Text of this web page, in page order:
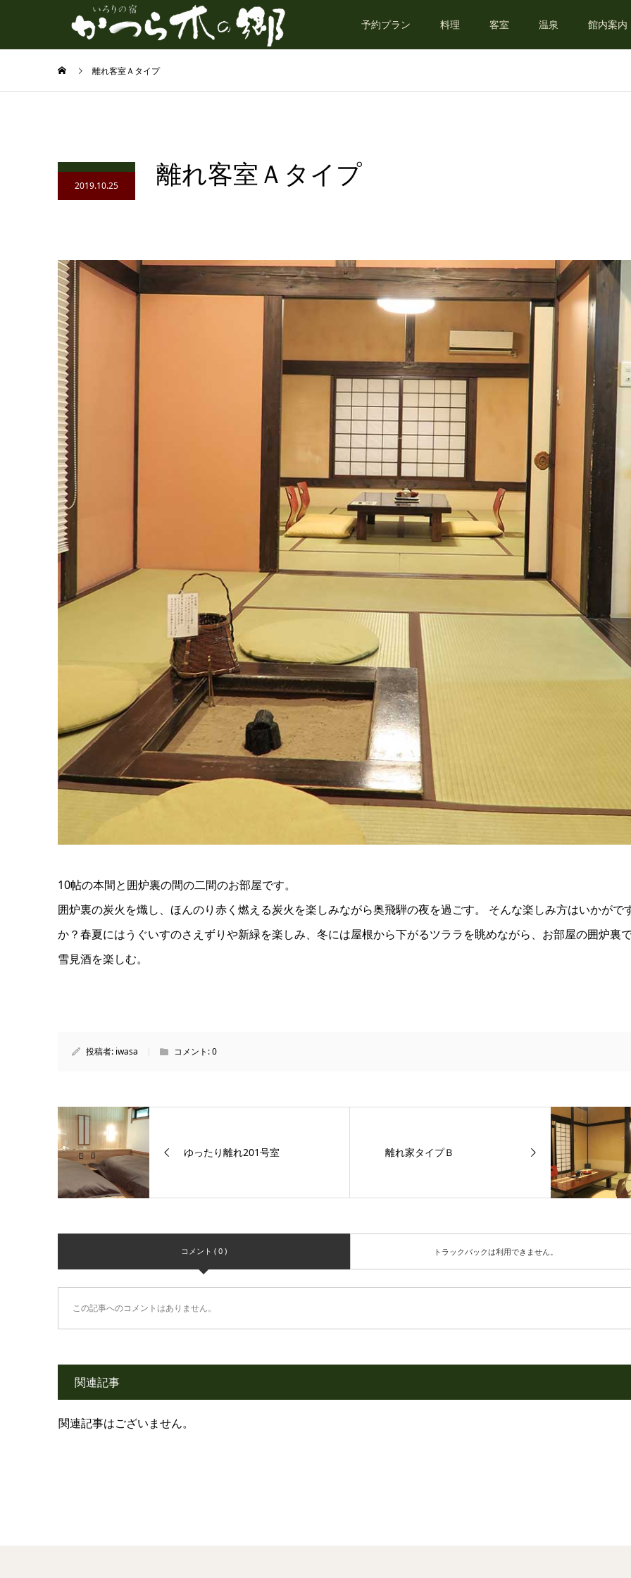
予約プラン 料理 客室 温泉 館内案内
離れ客室Ａタイプ
2019.10.25 離れ客室Ａタイプ
10帖の本間と囲炉裏の間の二間のお部屋です。
囲炉裏の炭火を熾し、ほんのり赤く燃える炭火を楽しみながら奥飛騨の夜を過ごす。 そんな楽しみ方はいかがで
か？春夏にはうぐいすのさえずりや新緑を楽しみ、冬には屋根から下がるツララを眺めながら、お部屋の囲炉裏
雪見酒を楽しむ。
投稿者: iwasa コメント:0
ゆったり離れ201号室 離れ家タイプＢ
コメント ( 0 ) トラックバックは利用できません。
この記事へのコメントはありません。
関連記事
関連記事はございません。